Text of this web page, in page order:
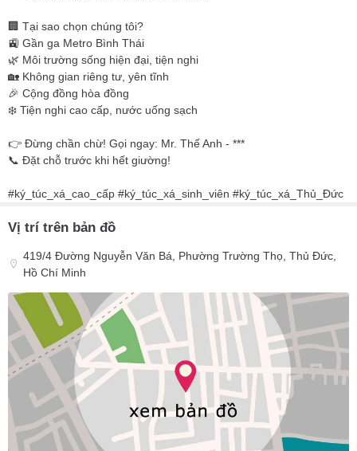
🏢 Tại sao chọn chúng tôi?
🚉 Gần ga Metro Bình Thái
🌿 Môi trường sống hiện đại, tiện nghi
🏡 Không gian riêng tư, yên tĩnh
🎉 Cộng đồng hòa đồng
❄️ Tiện nghi cao cấp, nước uống sạch
👉 Đừng chần chừ! Gọi ngay: Mr. Thế Anh - ***
📞 Đặt chỗ trước khi hết giường!
#ký_túc_xá_cao_cấp #ký_túc_xá_sinh_viên #ký_túc_xá_Thủ_Đức
Vị trí trên bản đồ
419/4 Đường Nguyễn Văn Bá, Phường Trường Thọ, Thủ Đức,
Hồ Chí Minh